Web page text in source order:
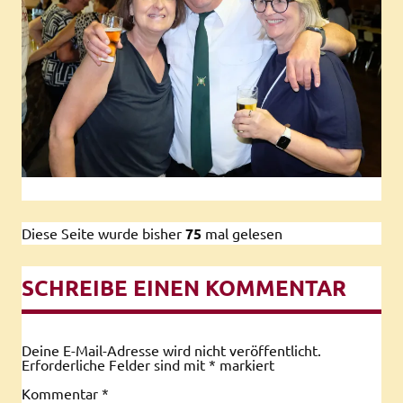
Diese Seite wurde bisher 75 mal gelesen
SCHREIBE EINEN KOMMENTAR
Deine E-Mail-Adresse wird nicht veröffentlicht.
Erforderliche Felder sind mit * markiert
Kommentar *